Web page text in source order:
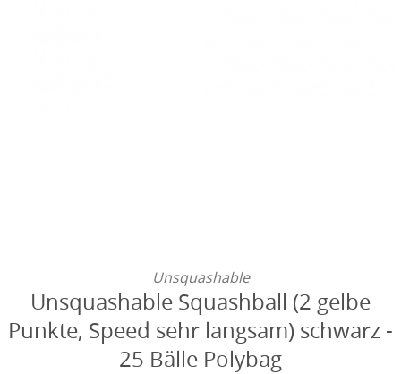
Unsquashable
Unsquashable Squashball (2 gelbe
Punkte, Speed sehr langsam) schwarz -
25 Bälle Polybag